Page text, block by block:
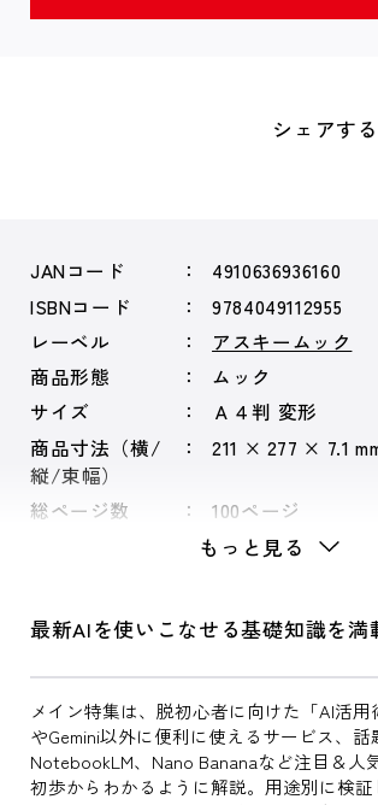
シェアする
JANコード
4910636936160
ISBNコード
9784049112955
レーベル
アスキームック
商品形態
ムック
サイズ
Ａ４判 変形
商品寸法（横/
縦/束幅）
211 × 277 × 7.1
総ページ数 100ページ
もっと見る
最新AIを使いこなせる基礎知識を満
メイン特集は、脱初心者に向けた「AI活用
やGemini以外に便利に使えるサービス、話
NotebookLM、Nano Bananaなど注目＆人
初歩からわかるように解説。用途別に検